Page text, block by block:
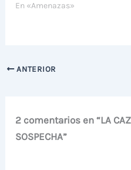
En «Amenazas»
ANTERIOR
2 comentarios en “LA
SOSPECHA”